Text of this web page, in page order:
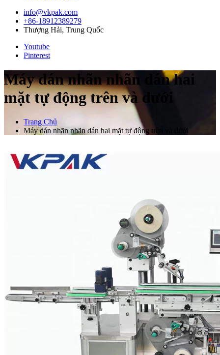
info@vkpak.com
+86-18912389279
Thượng Hải, Trung Quốc
Youtube
Pinterest
Máy dán nhãn nhãn dán hai
mặt tự động trên và dưới
Trang Chủ
Máy dán nhãn nhãn dán hai mặt tự động trên và dưới